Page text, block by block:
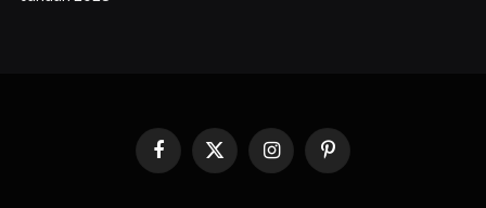
Facebook
X
InstagramPinterest